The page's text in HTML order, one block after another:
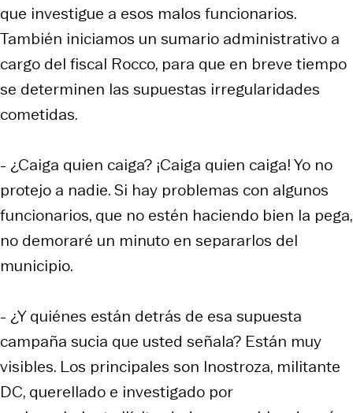
que investigue a esos malos funcionarios.
También iniciamos un sumario administrativo a
cargo del fiscal Rocco, para que en breve tiempo
se determinen las supuestas irregularidades
cometidas.
- ¿Caiga quien caiga? ¡Caiga quien caiga! Yo no
protejo a nadie. Si hay problemas con algunos
funcionarios, que no estén haciendo bien la pega,
no demoraré un minuto en separarlos del
municipio.
- ¿Y quiénes están detrás de esa supuesta
campaña sucia que usted señala? Están muy
visibles. Los principales son Inostroza, militante
DC, querellado e investigado por